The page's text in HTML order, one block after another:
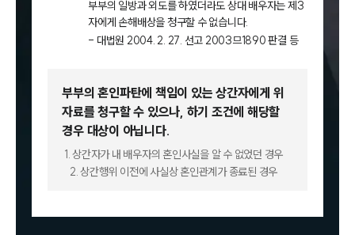
부부의 일방과 외도를 하였더라도 상대 배우자는 제3
자에게 손해배상을 청구할 수 없습니다.
- 대법원 2004. 2. 27. 선고 2003므1890 판결 등
부부의 혼인파탄에 책임이 있는 상간자에게 위
자료를 청구할 수 있으나, 하기 조건에 해당할
경우 대상이 아닙니다.
1. 상간자가 내 배우자의 혼인사실을 알 수 없었던 경우
2. 상간행위 이전에 사실상 혼인관계가 종료된 경우